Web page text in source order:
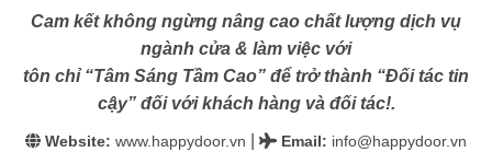
Cam kết không ngừng nâng cao chất lượng dịch vụ
ngành cửa & làm việc với
tôn chỉ “Tâm Sáng Tầm Cao” để trở thành “Đối tác tin
cậy” đối với khách hàng và đối tác!.
Website: www.happydoor.vn Email: info@happydoor.vn